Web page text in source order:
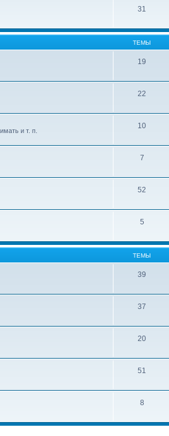
31
ТЕМЫ
19
22
и т. п.
10
7
52
5
ТЕМЫ
39
37
20
51
8